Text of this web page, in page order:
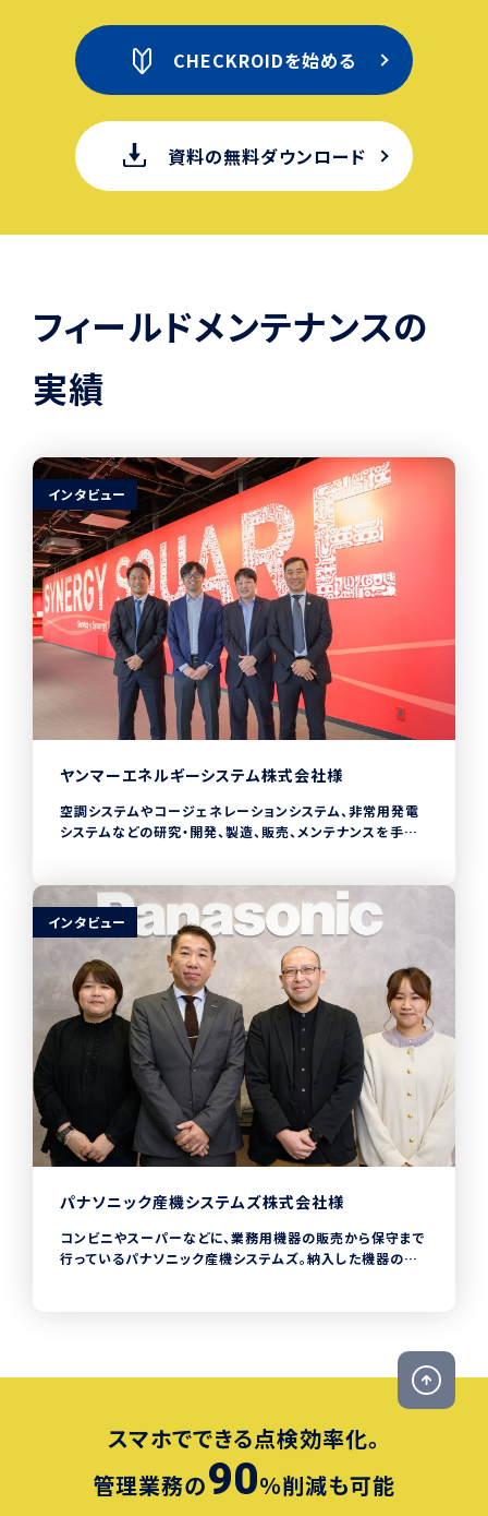
CHECKROIDを始める
資料の無料ダウンロード
フィールドメンテナンスの
実績
インタビュー
ヤンマーエネルギーシステム株式会社様
空調システムやコージェネレーションシステム、非常用発電
システムなどの研究・開発、製造、販売、メンテナンスを手が
OEM契約を結び、CHECKROIDを自社向けにカスタマイズ
した「CHECK BOARD」を提供中です。自社内の業務効率改
善だけではなく、お客様向けのサービスとしてCHECKROID
を活用するという珍しい事例です。
インタビュー
パナソニック産機システムズ株式会社様
コンビニやスーパーなどに、業務用機器の販売から保守まで
行っているパナソニック産機システムズ。納入した機器の修
からCHECKROIDの導入と同社のQRコードを組み合わせ
ることで、現場での機器登録の時間短縮や、現場とオフィスに
スマホでできる点検効率化。
管理業務の90％削減も可能